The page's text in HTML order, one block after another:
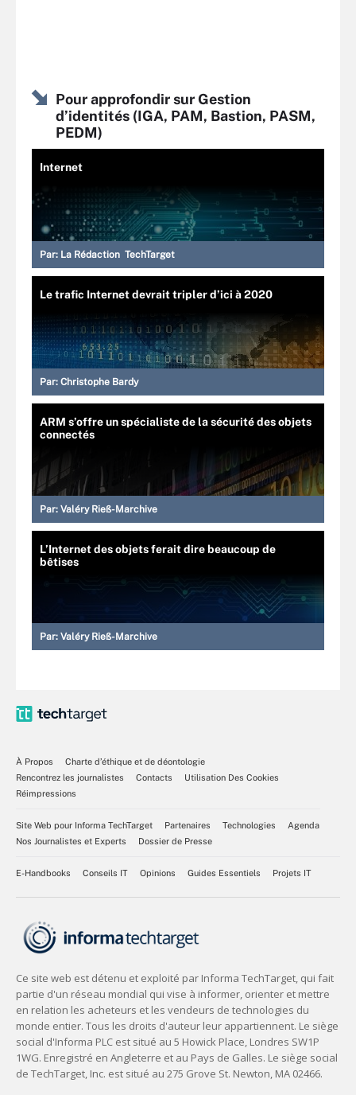
Pour approfondir sur Gestion
d’identités (IGA, PAM, Bastion, PASM,
PEDM)
Internet
Par: La Rédaction TechTarget
Le trafic Internet devrait tripler d’ici à 2020
Par: Christophe Bardy
ARM s’offre un spécialiste de la sécurité des objets
connectés
Par: Valéry Rieß-Marchive
L’Internet des objets ferait dire beaucoup de
bêtises
Par: Valéry Rieß-Marchive
À Propos
Charte d’éthique et de déontologie
Rencontrez les journalistes
Contacts
Utilisation Des Cookies
Réimpressions
Site Web pour Informa TechTarget Partenaires Technologies
Agenda
Nos Journalistes et Experts
Dossier de Presse
E-Handbooks Conseils IT Opinions Guides Essentiels Projets IT